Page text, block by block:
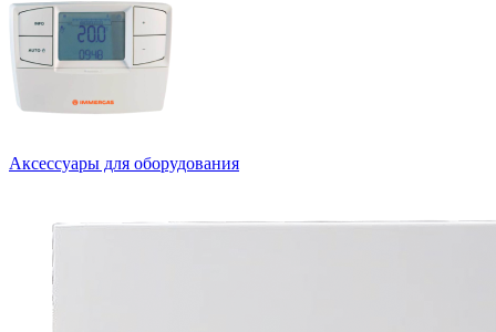
Аксессуары для оборудования